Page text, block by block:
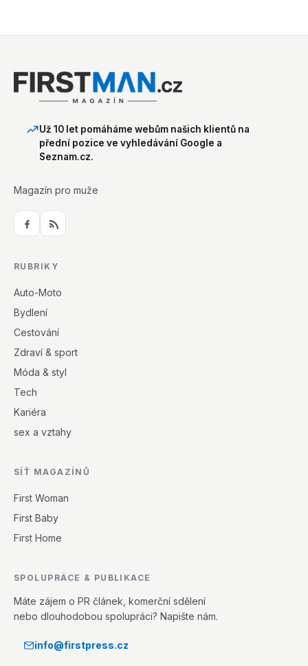
Už 10 let pomáháme webům našich klientů na
přední pozice ve vyhledávání Google a
Seznam.cz.
Magazín pro muže
RUBRIKY
Auto-Moto
Bydlení
Cestování
Zdraví & sport
Móda & styl
Tech
Kariéra
sex a vztahy
SÍŤ MAGAZÍNŮ
First Woman
First Baby
First Home
SPOLUPRÁCE & PUBLIKACE
Máte zájem o PR článek, komerční sdělení
nebo dlouhodobou spolupráci? Napište nám.
info@firstpress.cz